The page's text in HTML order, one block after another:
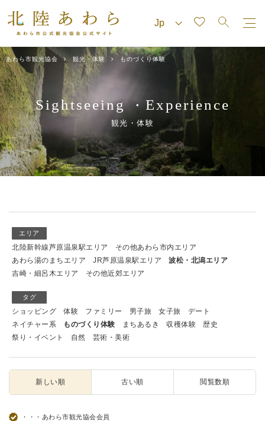
あわら市観光協会 観光・体験 ものづくり体験
Sightseeing・ Experience
観光・体験
エリア
北陸新幹線芦原温泉駅エリア
その他あわら市内エリア
あわら湯のまちエリア
JR芦原温泉駅エリア
波松・北潟エリア
吉崎・細呂木エリア
その他近郊エリア
タグ
ショッピング 体験 ファミリー 男子旅 女子旅
デート
ネイチャー系
ものづくり体験 まちあるき 収穫体験
歴史
祭り・イベント
自然 芸術・美術
新しい順 古い順 閲覧数順
・・・あわら市観光協会会員